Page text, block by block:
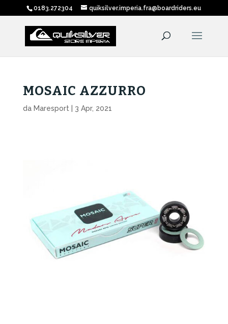
0183.272304 quiksilver.imperia.fra@boardriders.eu
MOSAIC AZZURRO
da Maresport 3 Apr, 2021